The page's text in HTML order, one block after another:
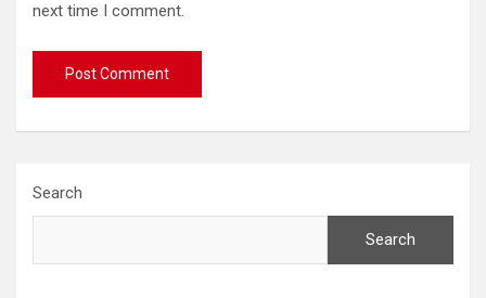
next time I comment.
Search
Search